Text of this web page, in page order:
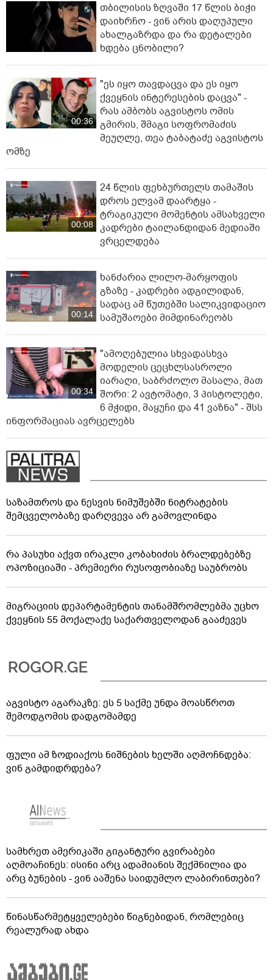
თბილისის ზღვაში 17 წლის ბიჭი
დაიხრჩო - ვინ არის დაღუპული
ახალგაზრდა და რა დეტალები
ხდება ცნობილი?
00:36
"ეს იყო თავდაცვა და ეს იყო
ქვეყნის ინტერესების დაცვა" -
რას ამბობს აგვისტოს ომის
გმირის, შმაგი სოფრომაძის
მეუღლე, თეა ტაბატაძე აგვისტოს
ომზე
00:08
24 წლის ფეხბურთელს თამაშის
დროს ელვამ დაარტყა -
ტრაგიკული მომენტის ამსახველი
კადრები ტაილანდიდან მედიაში
ვრცელდება
00:14
ხანძარია ლილო-მარყოფის
გზაზე - კადრები ადგილიდან,
სადაც ამ წუთებში სალიკვიდაციო
სამუშაოები მიმდინარეობს
00:34
"ამოღებულია სხვადასხვა
მოდელის ცეცხლსასროლი
იარაღი, საბრძოლო მასალა, მათ
შორი: 2 ავტომატი, 3 პისტოლეტი,
6 მჭიდი, მაყუჩი და 41 ვაზნა" - შსს
ინფორმაციას ავრცელებს
საზამთროს და ნესვის ნიმუშებში ნიტრატების
შემცველობაზე დარღვევა არ გამოვლინდა
რა პასუხი აქვთ ირაკლი კობახიძის ბრალდებებზე
ოპოზიციაში - პრემიერი რუსოფობიაზე საუბრობს
მიგრაციის დეპარტამენტის თანამშრომლებმა უცხო
ქვეყნის 55 მოქალაქე საქართველოდან გააძევეს
აგვისტო აგარაკზე: ეს 5 საქმე უნდა მოასწროთ
შემოდგომის დადგომამდე
ფული ამ ზოდიაქოს ნიშნების ხელში აღმოჩნდება:
ვინ გამდიდრდება?
სამხრეთ ამერიკაში გიგანტური გვირაბები
აღმოაჩინეს: ისინი არც ადამიანის შექმნილია და
არც ბუნების - ვინ ააშენა საიდუმლო ლაბირინთები?
წინასწარმეტყველებები წიგნებიდან, რომლებიც
რეალურად ახდა